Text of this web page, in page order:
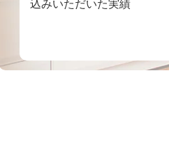
込みいただいた実績